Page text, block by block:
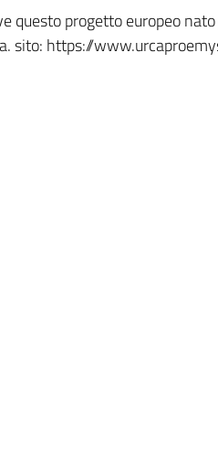
questo progetto europeo
sito: https://